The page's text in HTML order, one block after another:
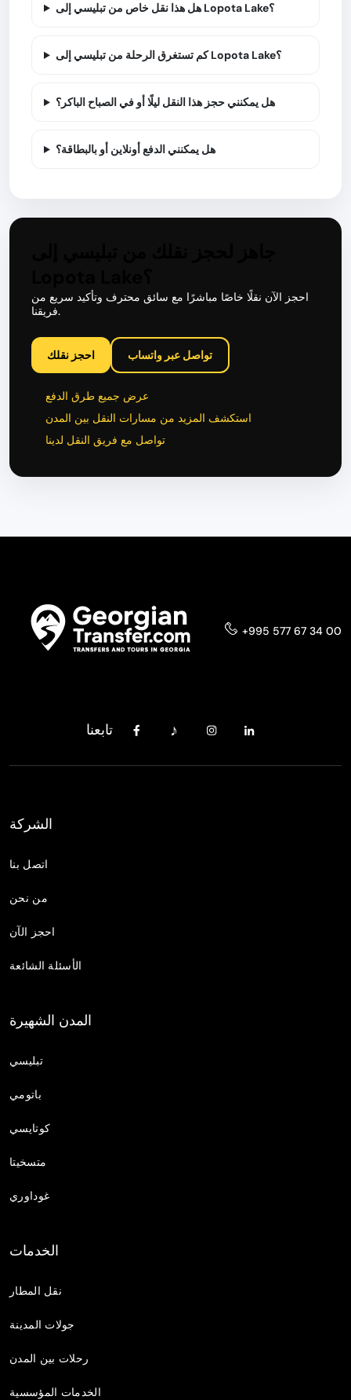
هل هذا نقل خاص من تبليسي إلى Lopota Lake؟
كم تستغرق الرحلة من تبليسي إلى Lopota Lake؟
هل يمكنني حجز هذا النقل ليلًا أو في الصباح الباكر؟
هل يمكنني الدفع أونلاين أو بالبطاقة؟
احجز الآن نقلًا خاصًا مباشرًا مع سائق محترف وتأكيد سريع من
فريقنا.
احجز نقلك تواصل عبر واتساب
عرض جميع طرق الدفع
استكشف المزيد من مسارات النقل بين المدن
تواصل مع فريق النقل لدينا
+995 577 67 34 00
تابعنا
الشركة
اتصل بنا
من نحن
احجز الآن
الأسئلة الشائعة
المدن الشهيرة
تبليسي
باتومي
كوتايسي
متسخيتا
غوداوري
الخدمات
نقل المطار
جولات المدينة
رحلات بين المدن
الخدمات المؤسسية